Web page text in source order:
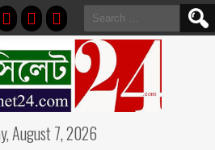
Search
for:
August 7, 2026